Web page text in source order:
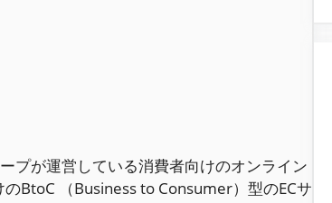
プが運営している消費者向けのオンライン
BtoC （Business to Consumer）型のECサ